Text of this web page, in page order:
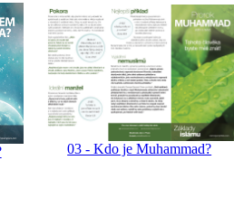
03 - Kdo je Muhammad?